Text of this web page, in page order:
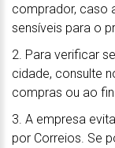
comprador, caso
sensíveis para o
2. Para verificar
cidade, consulte
compras ou ao
3. A empresa
por Correios. Se